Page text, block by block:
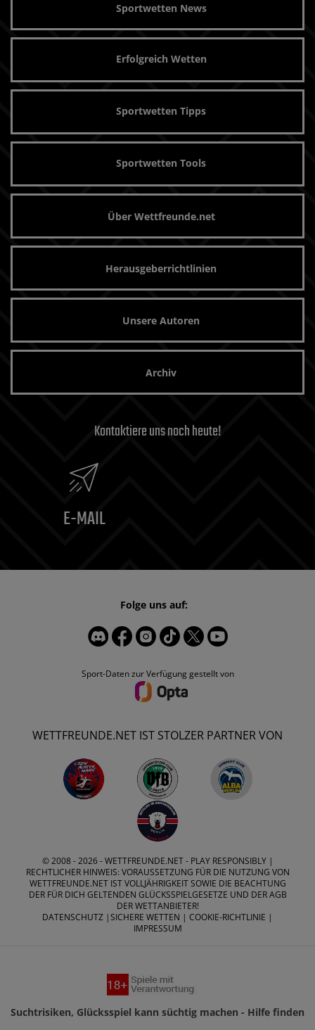
Sportwetten News
Erfolgreich Wetten
Sportwetten Tipps
Sportwetten Tools
Über Wettfreunde.net
Herausgeberrichtlinien
Unsere Autoren
Archiv
Kontaktiere uns noch heute!
E-MAIL
Sport-Daten zur Verfügung gestellt von
Folge uns auf:
WETTFREUNDE.NET IST STOLZER PARTNER VON
© 2008 - 2026 -WETTFREUNDE.NET- PLAY RESPONSIBLY |
RECHTLICHER HINWEIS: VORAUSSETZUNG FÜR DIE NUTZUNG VON
WETTFREUNDE.NET IST VOLLJÄHRIGKEIT SOWIE DIE BEACHTUNG
DER FÜR DICH GELTENDEN GLÜCKSSPIELGESETZE UND DER AGB
DER WETTANBIETER!
DATENSCHUTZ |SICHERE WETTEN | COOKIE-RICHTLINIE |
IMPRESSUM
Suchtrisiken, Glücksspiel kann süchtig machen - Hilfe finden